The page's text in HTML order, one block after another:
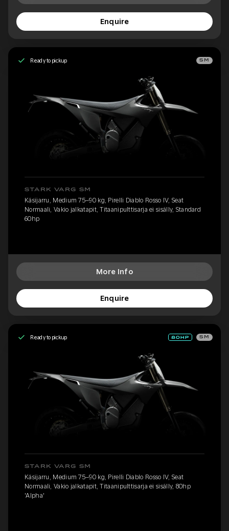
Enquire
Ready to pickup SM
STARK VARG SM
Käsijarru, Medium 75–90 kg, Pirelli Diablo Rosso IV, Seat
Normaali, Vakio jalkatapit, Titaanipulttisarja ei sisälly, Standard
60hp
More Info
Enquire
Ready to pickup SM
STARK VARG SM
Käsijarru, Medium 75–90 kg, Pirelli Diablo Rosso IV, Seat
Normaali, Vakio jalkatapit, Titaanipulttisarja ei sisälly, 80hp
'Alpha'